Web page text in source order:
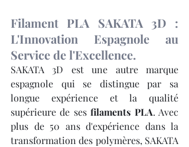
Filament PLA SAKATA 3D :
L'Innovation Espagnole au
Service de l'Excellence.
SAKATA 3D est une autre marque
espagnole qui se distingue par sa
longue expérience et la qualité
supérieure de ses filaments PLA. Avec
plus de 50 ans d'expérience dans la
transformation des polymères, SAKATA